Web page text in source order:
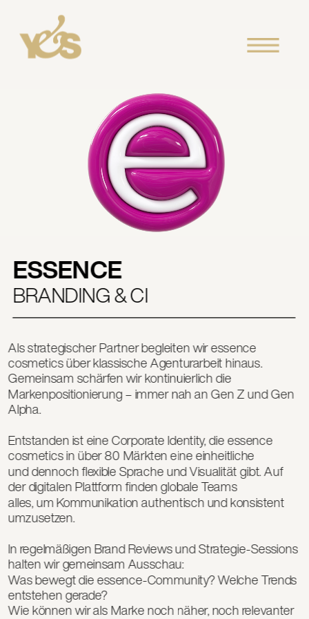
ESSENCE
BRANDING & CI
Als strategischer Partner begleiten wir essence
cosmetics über klassische Agenturarbeit hinaus.
Gemeinsam schärfen wir kontinuierlich die
Markenpositionierung – immer nah an Gen Z und Gen
Alpha.
Entstanden ist eine Corporate Identity, die essence
cosmetics in über 80 Märkten eine einheitliche
und dennoch flexible Sprache und Visualität gibt. Auf
der digitalen Plattform finden globale Teams
alles, um Kommunikation authentisch und konsistent
umzusetzen.
In regelmäßigen Brand Reviews und Strategie-Sessions
halten wir gemeinsam Ausschau:
Was bewegt die essence-Community? Welche Trends
entstehen gerade?
Wie können wir als Marke noch näher, noch relevanter